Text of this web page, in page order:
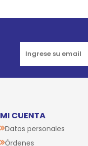
MI CUENTA
Datos personales
Órdenes